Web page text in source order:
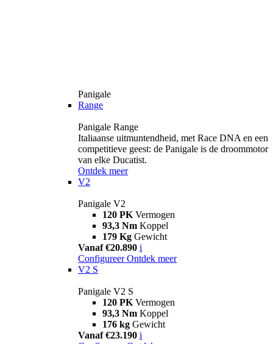
Panigale
Range
Panigale Range
Italiaanse uitmuntendheid, met Race DNA en een
competitieve geest: de Panigale is de droommotor
van elke Ducatist.
Ontdek meer
V2
Panigale V2
120 PK Vermogen
93,3 Nm Koppel
179 Kg Gewicht
Vanaf €20.890 i
Configureer Ontdek meer
V2 S
Panigale V2 S
120 PK Vermogen
93,3 Nm Koppel
176 kg Gewicht
Vanaf €23.190 i